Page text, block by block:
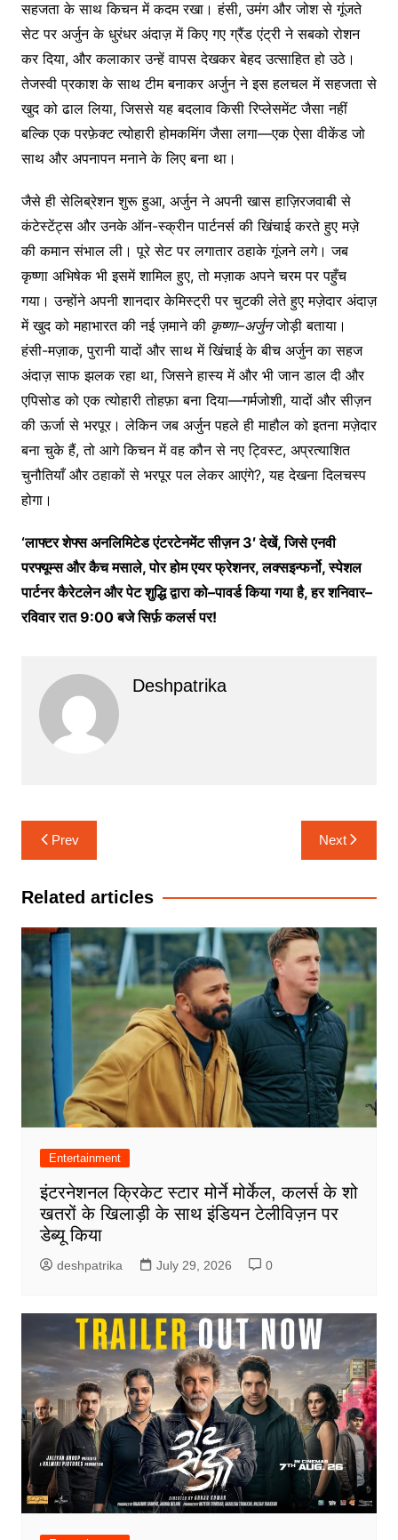
सहजता के साथ किचन में कदम रखा। हंसी, उमंग और जोश से गूंजते
सेट पर अर्जुन के धुरंधर अंदाज़ में किए गए ग्रैंड एंट्री ने सबको रोशन
कर दिया, और कलाकार उन्हें वापस देखकर बेहद उत्साहित हो उठे।
तेजस्वी प्रकाश के साथ टीम बनाकर अर्जुन ने इस हलचल में सहजता से
खुद को ढाल लिया, जिससे यह बदलाव किसी रिप्लेसमेंट जैसा नहीं
बल्कि एक परफ़ेक्ट त्योहारी होमकमिंग जैसा लगा—एक ऐसा वीकेंड जो
साथ और अपनापन मनाने के लिए बना था।
जैसे ही सेलिब्रेशन शुरू हुआ, अर्जुन ने अपनी खास हाज़िरजवाबी से
कंटेस्टेंट्स और उनके ऑन-स्क्रीन पार्टनर्स की खिंचाई करते हुए मज़े
की कमान संभाल ली। पूरे सेट पर लगातार ठहाके गूंजने लगे। जब
कृष्णा अभिषेक भी इसमें शामिल हुए, तो मज़ाक अपने चरम पर पहुँच
गया। उन्होंने अपनी शानदार केमिस्ट्री पर चुटकी लेते हुए मज़ेदार अंदाज़
में खुद को महाभारत की नई ज़माने की कृष्णा–अर्जुनजोड़ी बताया।
हंसी-मज़ाक, पुरानी यादों और साथ में खिंचाई के बीच अर्जुन का सहज
अंदाज़ साफ झलक रहा था, जिसने हास्य में और भी जान डाल दी और
एपिसोड को एक त्योहारी तोहफ़ा बना दिया—गर्मजोशी, यादों और सीज़न
की ऊर्जा से भरपूर। लेकिन जब अर्जुन पहले ही माहौल को इतना मज़ेदार
बना चुके हैं, तो आगे किचन में वह कौन से नए ट्विस्ट, अप्रत्याशित
चुनौतियाँ और ठहाकों से भरपूर पल लेकर आएंगे?, यह देखना दिलचस्प
होगा।
‘लाफ्टर शेफ्स अनलिमिटेड एंटरटेनमेंट सीज़न3′देखें,जिसे एनवी
परफ्यूम्स और कैच मसाले,पोर होम एयर फ्रेशनर,लक्सइन्फर्नो,स्पेशल
पार्टनर कैरेटलेन और पेट शुद्धि द्वारा को–पावर्ड किया गया है,हर शनिवार–
रविवार रात9:00बजे सिर्फ़ कलर्स पर!
Deshpatrika
Post
navigation
Prev Next
Related articles
Entertainment
इंटरनेशनल क्रिकेट स्टार मोर्ने मोर्केल, कलर्स के शो
खतरों के खिलाड़ी के साथ इंडियन टेलीविज़न पर
डेब्यू किया
deshpatrika July 29, 2026 0